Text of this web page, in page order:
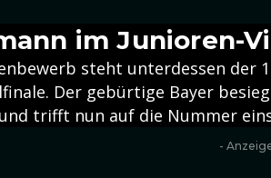
im Junioren-
steht unterdessen der
Der gebürtige Bayer
und trifft nun auf die Nummer
-